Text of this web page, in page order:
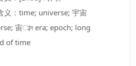
义：time; universe; 宇宙
宙াব্দ era; epoch; long
of time